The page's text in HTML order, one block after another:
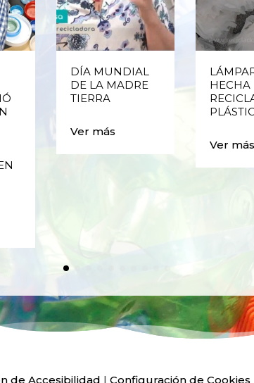
DÍA MUNDIAL
DE LA MADRE
TIERRA
Ver más
HECHA
Ver más
de Accesibilidad | Configuración de Cookies